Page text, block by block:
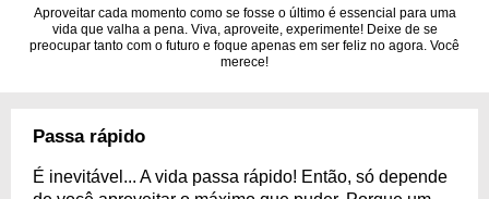
Aproveitar cada momento como se fosse o último é essencial para uma
vida que valha a pena. Viva, aproveite, experimente! Deixe de se
preocupar tanto com o futuro e foque apenas em ser feliz no agora. Você
merece!
Passa rápido
É inevitável... A vida passa rápido! Então, só depende